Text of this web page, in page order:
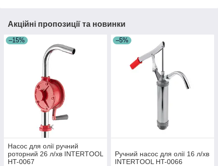
Акційні пропозиції та новинки
–15%
Насос для олії ручний
роторний 26 л/хв INTERTOOL
HT-0067
–5%
Ручний насос для олії 16 л/хв
INTERTOOL HT-0066